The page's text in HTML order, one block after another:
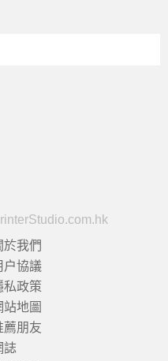
於我們
户協議
私政策
站地圖
薦朋友
誌